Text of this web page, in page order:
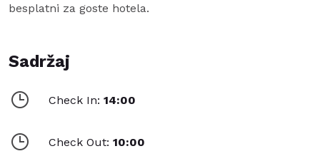
besplatni za goste hotela.
Sadržaj
Check In: 14:00
Check Out: 10:00